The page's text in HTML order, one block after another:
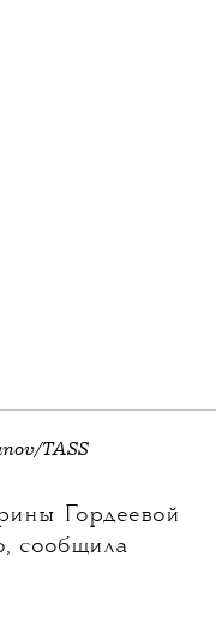
TASS
Гордеевой
сообщила